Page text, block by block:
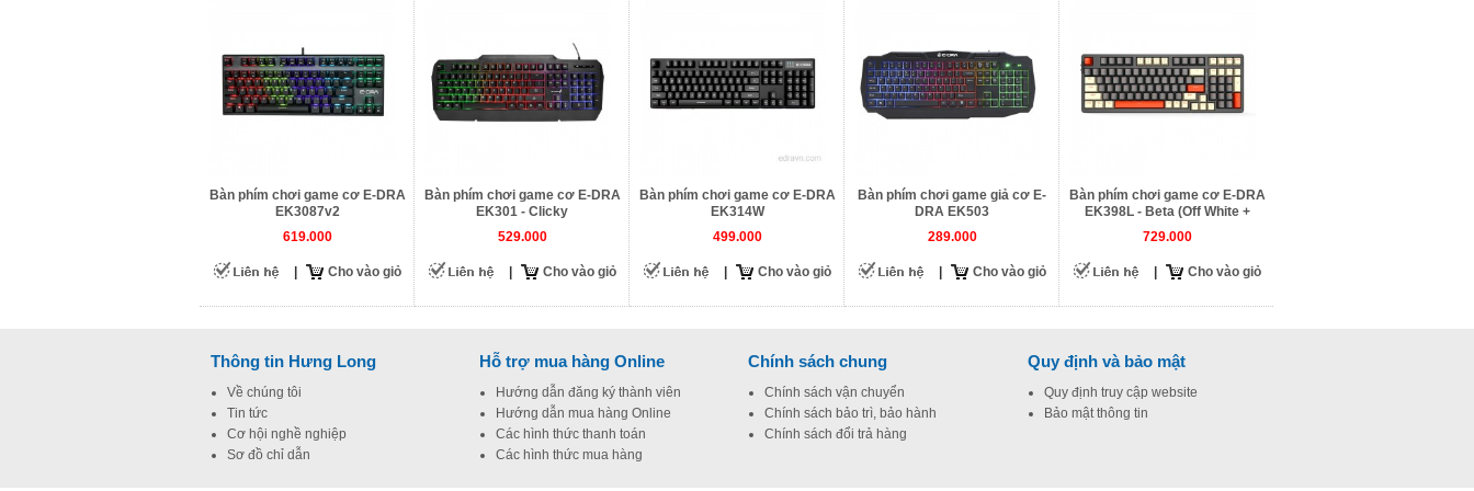
Bàn phím chơi game cơ E-DRA
EK3087v2
619.000
Cho vào giỏ
Bàn phím chơi game cơ E-DRA
EK301 - Clicky
529.000
Cho vào giỏ
Bàn phím chơi game cơ E-DRA
EK314W
499.000
Cho vào giỏ
Bàn phím chơi game giả cơ E-
DRA EK503
289.000
Cho vào giỏ
Bàn phím chơi game cơ E-DRA
EK398L - Beta (Off White +
Gray)
729.000
Cho vào giỏ
Thông tin Hưng Long
Về chúng tôi
Tin tức
Cơ hội nghề nghiệp
Sơ đồ chỉ dẫn
Hỗ trợ mua hàng Online
Hướng dẫn đăng ký thành viên
Hướng dẫn mua hàng Online
Các hình thức thanh toán
Các hình thức mua hàng
Chính sách chung
Chính sách vận chuyển
Chính sách bảo trì, bảo hành
Chính sách đổi trả hàng
Quy định và bảo mật
Quy định truy cập website
Bảo mật thông tin